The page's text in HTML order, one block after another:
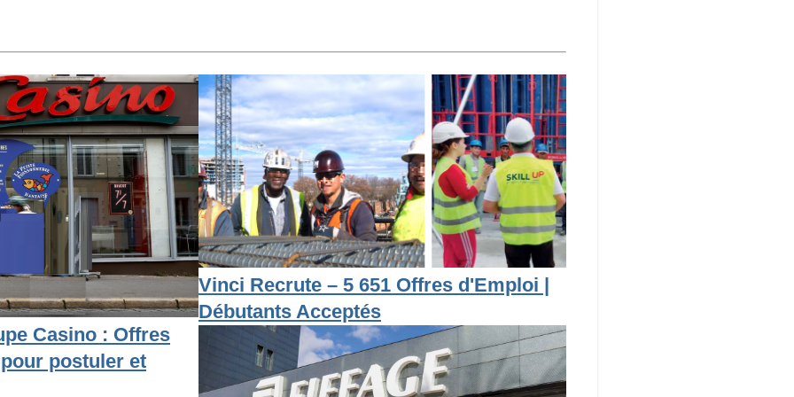
Casino : Offres
postuler et
Vinci Recrute – 5 651 Offres d'Emploi |
Débutants Acceptés